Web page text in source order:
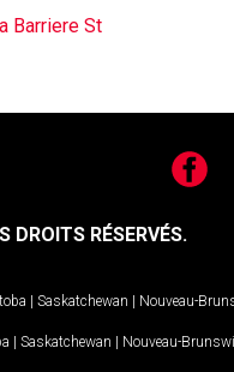
Barriere St
DROITS RÉSERVÉS.
| Saskatchewan | Nouveau-
| Saskatchewan | Nouveau-